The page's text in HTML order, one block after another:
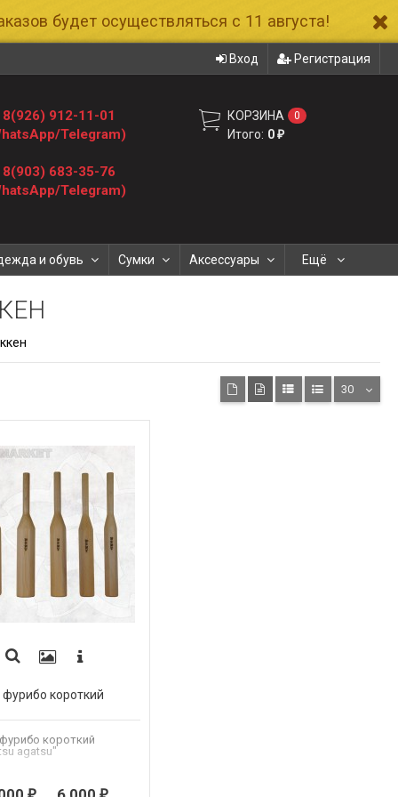
будет осуществляться с 11 августа!
Вход Регистрация
8(926) 912-11-01
Telegram)
8(903) 683-35-76
Telegram)
КОРЗИНА 0
Итого: 0₽
и обувь Сумки Аксессуары Ещё
30
фурибо короткий
короткий
agatsu"
₽ ₽